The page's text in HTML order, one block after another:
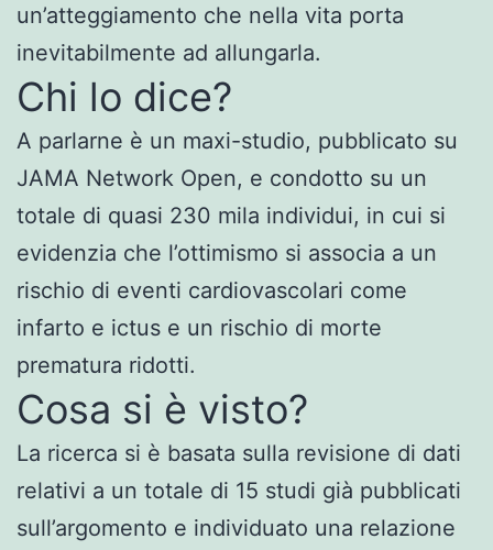
un’atteggiamento che nella vita porta
inevitabilmente ad allungarla.
Chi lo dice?
A parlarne è un maxi-studio, pubblicato su
JAMA Network Open, e condotto su un
totale di quasi 230 mila individui, in cui si
evidenzia che l’ottimismo si associa a un
rischio di eventi cardiovascolari come
infarto e ictus e un rischio di morte
prematura ridotti.
Cosa si è visto?
La ricerca si è basata sulla revisione di dati
relativi a un totale di 15 studi già pubblicati
sull’argomento e individuato una relazione